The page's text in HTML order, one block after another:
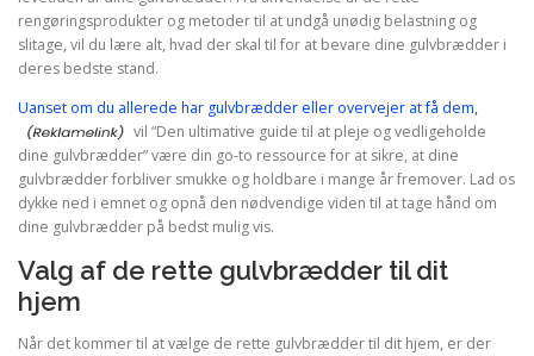
rengøringsprodukter og metoder til at undgå unødig belastning og
slitage, vil du lære alt, hvad der skal til for at bevare dine gulvbrædder i
deres bedste stand.
Uanset om du allerede har gulvbrædder eller overvejer at få dem,
vil “Den ultimative guide til at pleje og vedligeholde
dine gulvbrædder” være din go-to ressource for at sikre, at dine
gulvbrædder forbliver smukke og holdbare i mange år fremover. Lad os
dykke ned i emnet og opnå den nødvendige viden til at tage hånd om
dine gulvbrædder på bedst mulig vis.
Valg af de rette gulvbrædder til dit
hjem
Når det kommer til at vælge de rette gulvbrædder til dit hjem, er der